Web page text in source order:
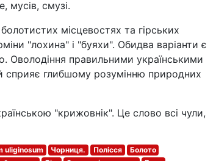
мусів, смузі.
місцевостях та гірських
"лохина" і "буяхи". Обидва варіанти є
Оволодіння правильними українськими
сприяє глибшому розумінню природних
"крижовнік". Це слово всі чули,
uliginosum Чорниця. Полісся
Болото